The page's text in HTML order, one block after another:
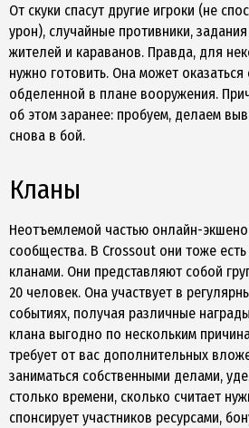
От скуки спасут другие игроки (не
урон), случайные противники,
жителей и караванов. Правда, для
нужно готовить. Она может
обделенной в плане вооружения.
об этом заранее: пробуем, делаем
снова в бой.
Кланы
Неотъемлемой частью онлайн-
сообщества. В Crossout они тоже
кланами. Они представляют собой
20 человек. Она участвует в
событиях, получая различные
клана выгодно по нескольким
требует от вас дополнительных
заниматься собственными делами,
столько времени, сколько считает
спонсирует участников ресурсами,